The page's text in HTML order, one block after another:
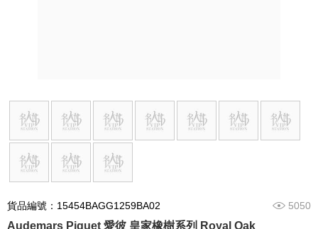
貨品編號：15454BAGG1259BA02 5050
Audemars Piguet 愛彼 皇家橡樹系列 Royal Oak